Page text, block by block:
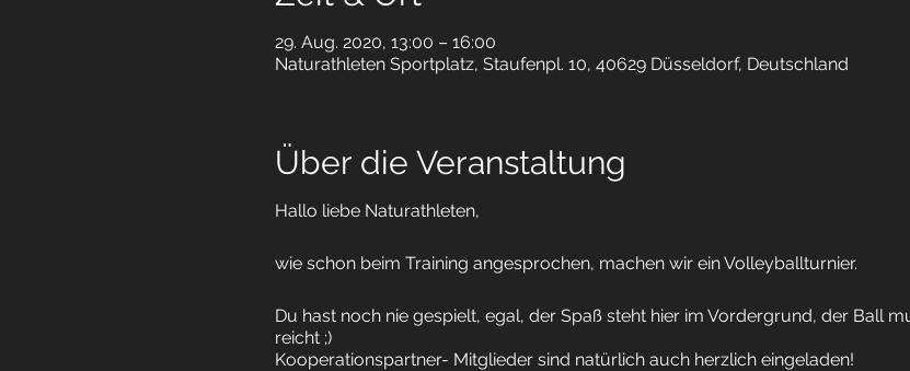
29. Aug. 2020, 13:00 – 16:00
Naturathleten Sportplatz, Staufenpl. 10, 40629 Düsseldorf, Deutschland
Über die Veranstaltung
Hallo liebe Naturathleten,
wie schon beim Training angesprochen, machen wir ein Volleyballturnier.
Du hast noch nie gespielt, egal, der Spaß steht hier im Vordergrund, der Ball
reicht ;)
Kooperationspartner- Mitglieder sind natürlich auch herzlich eingeladen!